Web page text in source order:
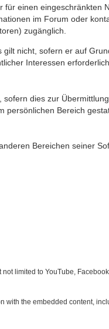
einen eingeschränkten
im Forum oder
zugänglich.
nicht, sofern er auf
Interessen erforderlich
dies zur
persönlichen Bereich
Bereichen seiner
limited to YouTube,
the embedded content,